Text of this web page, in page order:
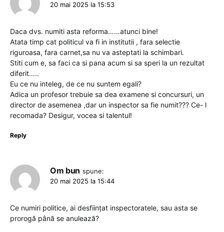
20 mai 2025 la 15:53
Daca dvs. numiti asta reforma……atunci bine!
Atata timp cat politicul va fi in institutii , fara selectie
riguroasa, fara carnet,sa nu va asteptati la schimbari.
Stiti cum e, sa faci ca si pana acum si sa speri la un rezultat
diferit…..
Eu ce nu inteleg, de ce nu suntem egali?
Adica un profesor trebuie sa dea examene si concursuri, un
director de asemenea ,dar un inspector sa fie numit??? Ce- l
recomada? Desigur, vocea si talentul!
Reply
Om bun spune:
20 mai 2025 la 15:44
Ce numiri politice, ai desființat inspectoratele, sau asta se
prorogă până se anulează?